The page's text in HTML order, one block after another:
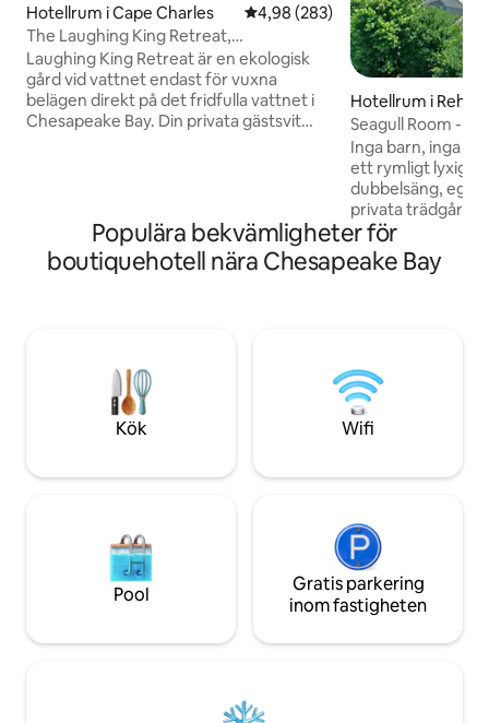
Hotellrum i Cape Charles 4,98 av 5 i genomsnittligt
4,98 (283)
The Laughing King Retreat,
smekmånads-svit
Laughing King Retreat är en ekologisk
gård vid vattnet endast för vuxna
belägen direkt på det fridfulla vattnet i
Chesapeake Bay. Din privata gästsvit
sandbankar att utforska och njuta av.
Privat Chesapeake Bay vattentillgång för
båtliv, simning, paddle boarding, fiske
Hotellrum i
Seagull Room -
spa
Inga barn, inga
ett rymligt lyxigt
dubbelsäng, eget
privata trädgårds
stora poolen, det
spaet/
Himalayabastun,
ett kort hopp till
Park, Lewes,
mer. Det är dags
Populära bekvämligheter för
boutiquehotell nära Chesapeake Bay
Kök Wifi
Pool
Gratis parkering
inom fastigheten